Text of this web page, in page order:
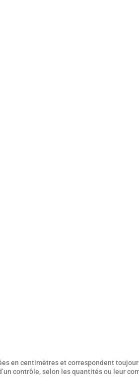
en centimètres et correspondent
contrôle, selon les quantités ou leur